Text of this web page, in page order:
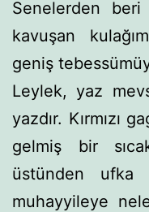
Senelerden beri
kavuşan
geniş
Leylek, yaz
yazdır. Kırmızı
gelmiş bir
üstünden
muhayyileye